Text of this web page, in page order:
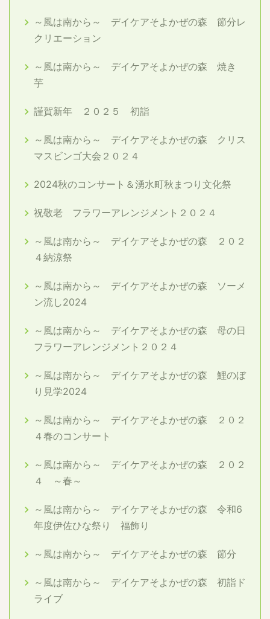
～風は南から～ デイケアそよかぜの森 節分レ
クリエーション
～風は南から～ デイケアそよかぜの森 焼き
芋
謹賀新年 ２０２５ 初詣
～風は南から～ デイケアそよかぜの森 クリス
マスビンゴ大会２０２４
2024秋のコンサート＆湧水町秋まつり文化祭
祝敬老 フラワーアレンジメント２０２４
～風は南から～ デイケアそよかぜの森 ２０２
４納涼祭
～風は南から～ デイケアそよかぜの森 ソーメ
ン流し2024
～風は南から～ デイケアそよかぜの森 母の日
フラワーアレンジメント２０２４
～風は南から～ デイケアそよかぜの森 鯉のぼ
り見学2024
～風は南から～ デイケアそよかぜの森 ２０２
４春のコンサート
～風は南から～ デイケアそよかぜの森 ２０２
４ ～春～
～風は南から～ デイケアそよかぜの森 令和6
年度伊佐ひな祭り 福飾り
～風は南から～ デイケアそよかぜの森 節分
～風は南から～ デイケアそよかぜの森 初詣ド
ライブ